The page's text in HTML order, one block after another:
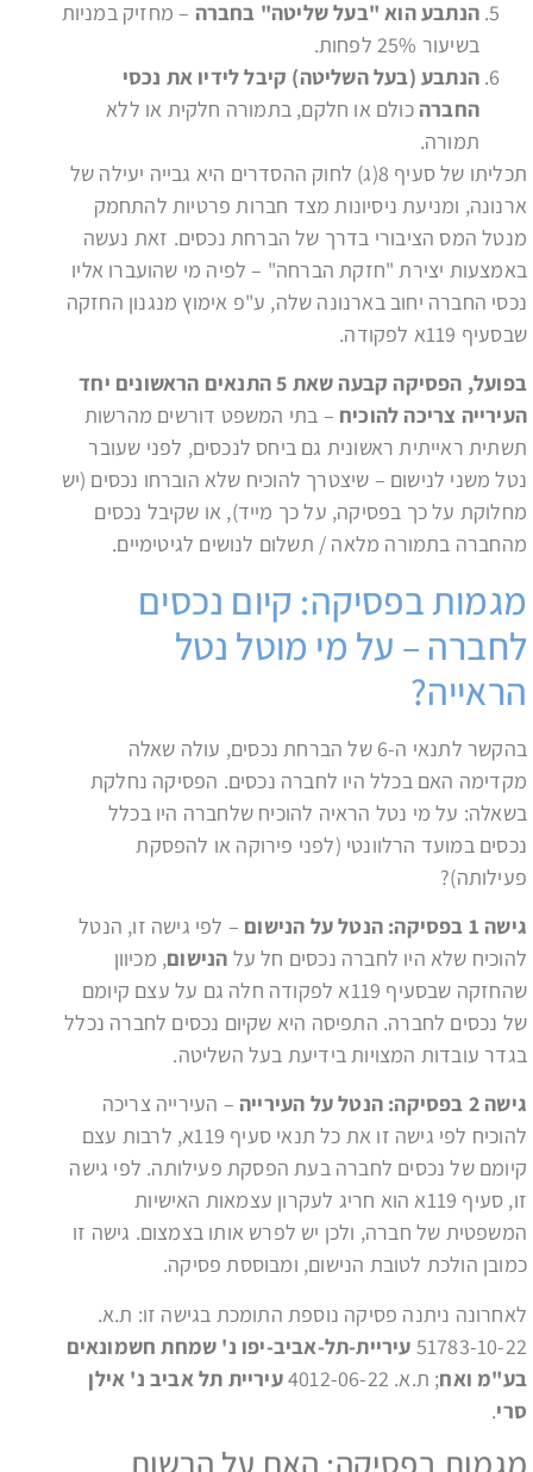
הנתבע הוא "בעל שליטה" בחברה – מחזיק במניות
בשיעור 25% לפחות.
הנתבע (בעל השליטה) קיבל לידיו את נכסי
החברה כולם או חלקם, בתמורה חלקית או ללא
תמורה.
תכליתו של סעיף 8(ג) לחוק ההסדרים היא גבייה יעילה של
ארנונה, ומניעת ניסיונות מצד חברות פרטיות להתחמק
מנטל המס הציבורי בדרך של הברחת נכסים. זאת נעשה
באמצעות יצירת "חזקת הברחה" – לפיה מי שהועברו אליו
נכסי החברה יחוב בארנונה שלה, ע"פ אימוץ מנגנון החזקה
שבסעיף 119א לפקודה.
בפועל, הפסיקה קבעה שאת 5 התנאים הראשונים יחד
העירייה צריכה להוכיח – בתי המשפט דורשים מהרשות
תשתית ראייתית ראשונית גם ביחס לנכסים, לפני שעובר
נטל משני לנישום – שיצטרך להוכיח שלא הוברחו נכסים (יש
מחלוקת על כך בפסיקה, על כך מייד), או שקיבל נכסים
מהחברה בתמורה מלאה / תשלום לנושים לגיטימיים.
מגמות בפסיקה: קיום נכסים
לחברה – על מי מוטל נטל
הראייה?
בהקשר לתנאי ה-6 של הברחת נכסים, עולה שאלה
מקדימה האם בכלל היו לחברה נכסים. הפסיקה נחלקת
בשאלה: על מי נטל הראיה להוכיח שלחברה היו בכלל
נכסים במועד הרלוונטי (לפני פירוקה או להפסקת
פעילותה)?
גישה 1 בפסיקה: הנטל על הנישום
– לפי גישה זו, הנטל
להוכיח שלא היו לחברה נכסים חל על הנישום, מכיוון
שהחזקה שבסעיף 119א לפקודה חלה גם על עצם קיומם
של נכסים לחברה. התפיסה היא שקיום נכסים לחברה נכלל
בגדר עובדות המצויות בידיעת בעל השליטה.
גישה 2 בפסיקה: הנטל על העירייה
– העירייה צריכה
להוכיח לפי גישה זו את כל תנאי סעיף 119א, לרבות עצם
קיומם של נכסים לחברה בעת הפסקת פעילותה. לפי גישה
זו, סעיף 119א הוא חריג לעקרון עצמאות האישיות
המשפטית של חברה, ולכן יש לפרש אותו בצמצום. גישה זו
כמובן הולכת לטובת הנישום, ומבוססת פסיקה.
לאחרונה ניתנה פסיקה נוספת התומכת בגישה זו: ת.א.
51783-10-22 עיריית-תל-אביב-יפו נ' שמחת חשמונאים
בע"מ ואח; ת.א. 4012-06-22
עיריית תל אביב נ' אילן
סרי.